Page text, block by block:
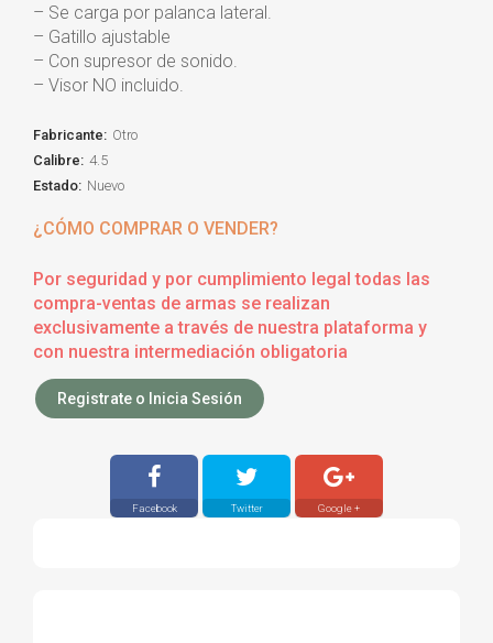
– Se carga por palanca lateral.
– Gatillo ajustable
– Con supresor de sonido.
– Visor NO incluido.
Fabricante: Otro
Calibre: 4.5
Estado: Nuevo
¿CÓMO COMPRAR O VENDER?
Por seguridad y por cumplimiento legal todas las
compra-ventas de armas se realizan
exclusivamente a través de nuestra plataforma y
con nuestra intermediación obligatoria
Registrate o Inicia Sesión
Facebook Twitter Google +